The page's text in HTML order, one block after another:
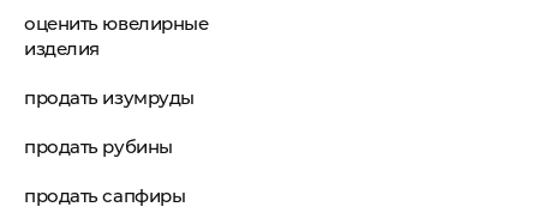
оценить ювелирные
изделия
продать изумруды
продать рубины
продать сапфиры